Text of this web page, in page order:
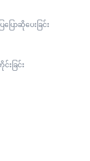
ြောဆိုပေးခြင်း
ခြင်း